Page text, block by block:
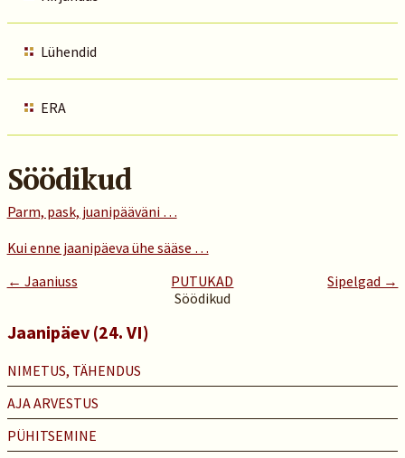
Lühendid
ERA
Söödikud
Parm, pask, juanipääväni …
Kui enne jaanipäeva ühe sääse …
← Jaaniuss
Sipelgad →
PUTUKAD
Söödikud
Jaanipäev (24. VI)
NIMETUS, TÄHENDUS
AJA ARVESTUS
PÜHITSEMINE